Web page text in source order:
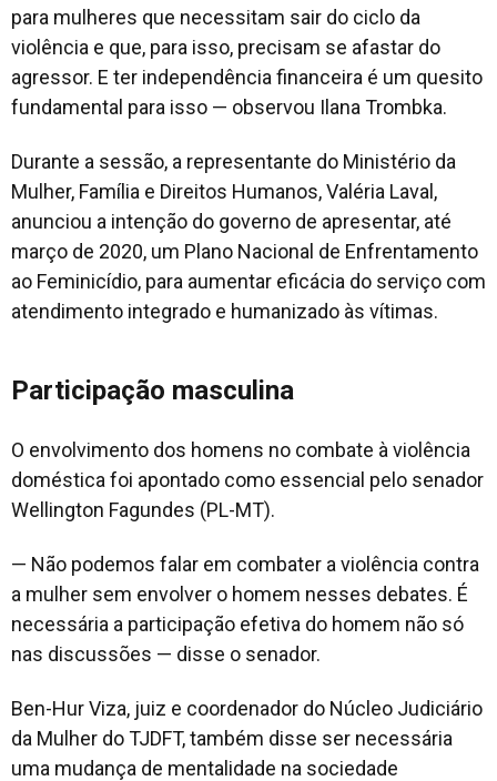
para mulheres que necessitam sair do ciclo da
violência e que, para isso, precisam se afastar do
agressor. E ter independência financeira é um quesito
fundamental para isso — observou Ilana Trombka.
Durante a sessão, a representante do Ministério da
Mulher, Família e Direitos Humanos, Valéria Laval,
anunciou a intenção do governo de apresentar, até
março de 2020, um Plano Nacional de Enfrentamento
ao Feminicídio, para aumentar eficácia do serviço com
atendimento integrado e humanizado às vítimas.
Participação masculina
O envolvimento dos homens no combate à violência
doméstica foi apontado como essencial pelo senador
Wellington Fagundes (PL-MT).
— Não podemos falar em combater a violência contra
a mulher sem envolver o homem nesses debates. É
necessária a participação efetiva do homem não só
nas discussões — disse o senador.
Ben-Hur Viza, juiz e coordenador do Núcleo Judiciário
da Mulher do TJDFT, também disse ser necessária
uma mudança de mentalidade na sociedade